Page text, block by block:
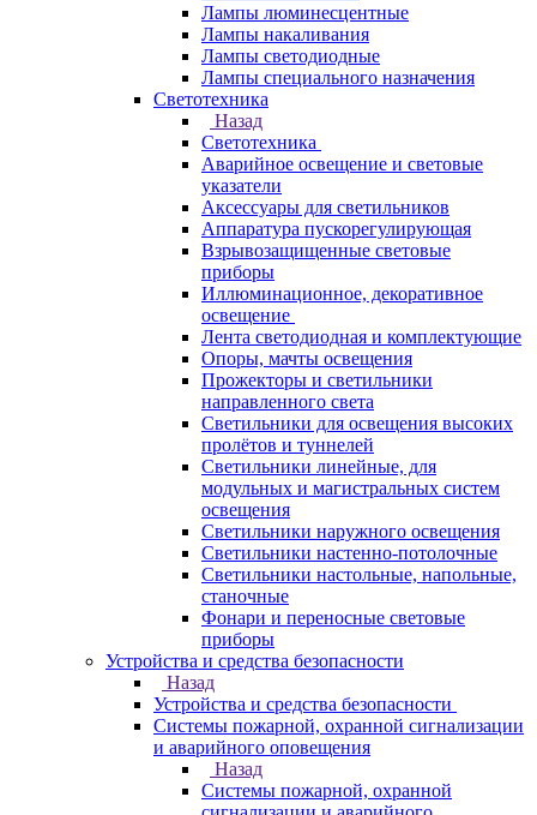
Лампы люминесцентные
Лампы накаливания
Лампы светодиодные
Лампы специального назначения
Светотехника
Назад
Светотехника
Аварийное освещение и световые
указатели
Аксессуары для светильников
Аппаратура пускорегулирующая
Взрывозащищенные световые
приборы
Иллюминационное, декоративное
освещение
Лента светодиодная и комплектующие
Опоры, мачты освещения
Прожекторы и светильники
направленного света
Светильники для освещения высоких
пролётов и туннелей
Светильники линейные, для
модульных и магистральных систем
освещения
Светильники наружного освещения
Светильники настенно-потолочные
Светильники настольные, напольные,
станочные
Фонари и переносные световые
приборы
Устройства и средства безопасности
Назад
Устройства и средства безопасности
Системы пожарной, охранной сигнализации
и аварийного оповещения
Назад
Системы пожарной, охранной